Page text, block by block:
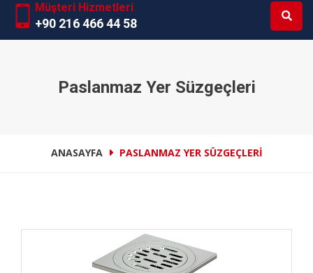
Müşteri Hizmetleri
+90 216 466 44 58
Paslanmaz Yer Süzgeçleri
ANASAYFA PASLANMAZ YER SÜZGEÇLERI